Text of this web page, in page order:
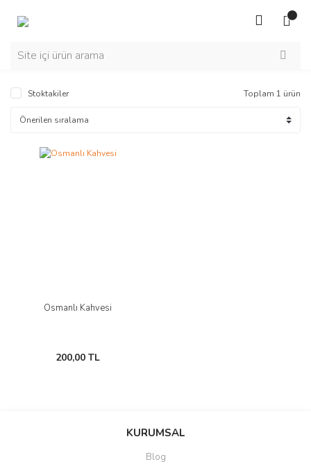
Stoktakiler Toplam 1 ürün
Osmanlı Kahvesi
200,00 TL
KURUMSAL
Blog